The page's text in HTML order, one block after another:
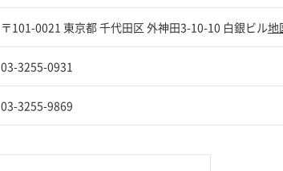
〒101-0021 東京都 千代田区 外神田3-10-10 白銀ビル地
03-3255-0931
03-3255-9869